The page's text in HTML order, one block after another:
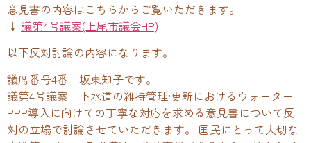
意見書の内容はこちらからご覧いただきます。
↓ 議第4号議案(上尾市議会HP)
以下反対討論の内容になります。
議席番号4番 坂東知子です。
議第4号議案 下水道の維持管理•更新におけるウォーター
PPP導入に向けての丁寧な対応を求める意見書について反
対の立場で討論させていただきます。 国民にとって大切な